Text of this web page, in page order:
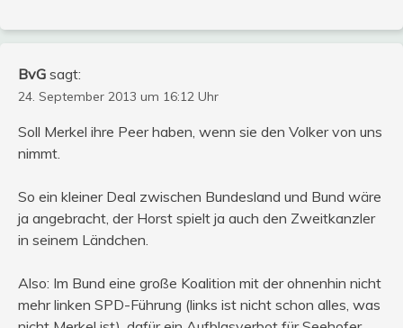
BvG sagt:
24. September 2013 um 16:12 Uhr
Soll Merkel ihre Peer haben, wenn sie den Volker von uns
nimmt.
So ein kleiner Deal zwischen Bundesland und Bund wäre
ja angebracht, der Horst spielt ja auch den Zweitkanzler
in seinem Ländchen.
Also: Im Bund eine große Koalition mit der ohnenhin nicht
mehr linken SPD-Führung (links ist nicht schon alles, was